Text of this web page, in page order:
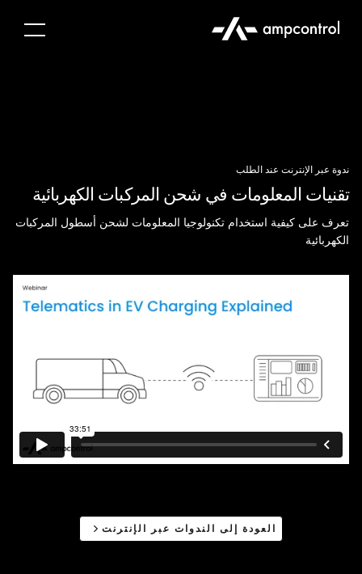
ندوة عبر الإنترنت عند الطلب
تقنيات المعلومات في شحن المركبات الكهربائية
تعرف على كيفية استخدام تكنولوجيا المعلومات لشحن أسطول المركبات
الكهربائية
العودة إلى الندوات عبر الإنترنت